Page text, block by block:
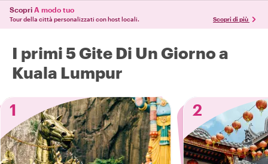
Scopri A modo tuo
Tour della città personalizzati con host locali. Scopri di più
I primi 5 Gite Di Un Giorno a
Kuala Lumpur
1
2